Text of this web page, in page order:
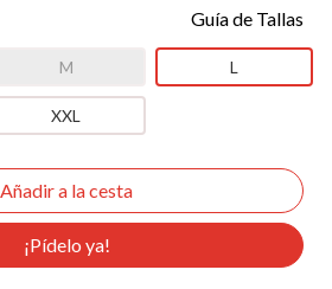
Guía de Tallas
M L
XXL
¡Pídelo ya!